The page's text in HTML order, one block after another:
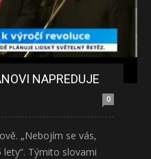
NAPREDUJE
0
„Nebojím se vás,
Týmito slovami